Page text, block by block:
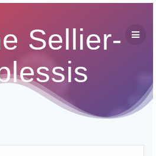
Sellier-